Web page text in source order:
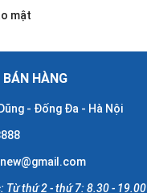
mật
HÀNG
- Đống Đa - Hà Nội
Từ thứ 2 - thứ 7: 8.30 - 19.00